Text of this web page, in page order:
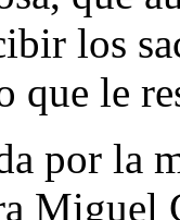
los
que le
por la
Miguel